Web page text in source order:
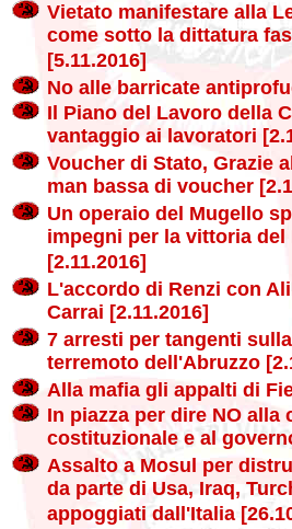
Vietato manifestare alla
come sotto la dittatura
[5.11.2016]
No alle barricate
Il Piano del Lavoro della
vantaggio ai lavoratori
Voucher di Stato, Grazie
man bassa di voucher
Un operaio del Mugello
impegni per la vittoria del
[2.11.2016]
L'accordo di Renzi con
Carrai [2.11.2016]
7 arresti per tangenti
terremoto dell'Abruzzo
Alla mafia gli appalti di
In piazza per dire NO alla
costituzionale e al
Assalto a Mosul per
da parte di Usa, Iraq,
appoggiati dall'Italia